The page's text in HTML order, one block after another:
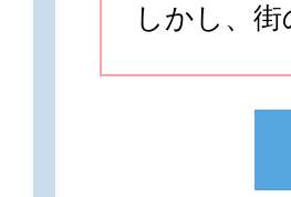
しかし、